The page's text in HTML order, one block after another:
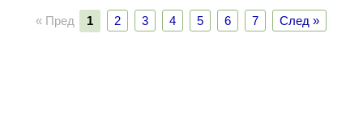
« Пред 1 2 3 4 5 6 7 След »